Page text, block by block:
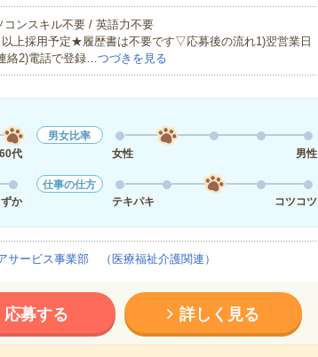
ンスキル不要 / 英語力不要
上採用予定★履歴書は不要です▽応募後の流れ1)翌営業日
絡2)電話で登録…つづきを見る
60代
男女比率
女性
男性
ずか
仕事の仕方
テキパキ
コツコツ
ービス事業部 （医療福祉介護関連）
応募する 詳しく見る